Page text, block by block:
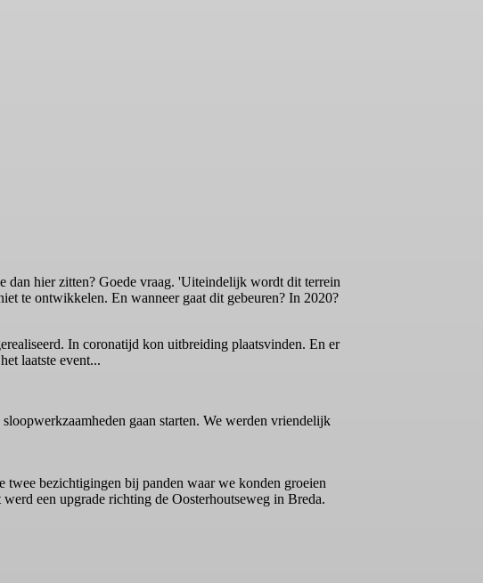
dan hier zitten? Goede vraag. 'Uiteindelijk wordt dit terrein
te ontwikkelen. En wanneer gaat dit gebeuren? In 2020?
In coronatijd kon uitbreiding plaatsvinden. En er
laatste event...
gaan starten. We werden vriendelijk
bezichtigingen bij panden waar we konden groeien
een upgrade richting de Oosterhoutseweg in Breda.